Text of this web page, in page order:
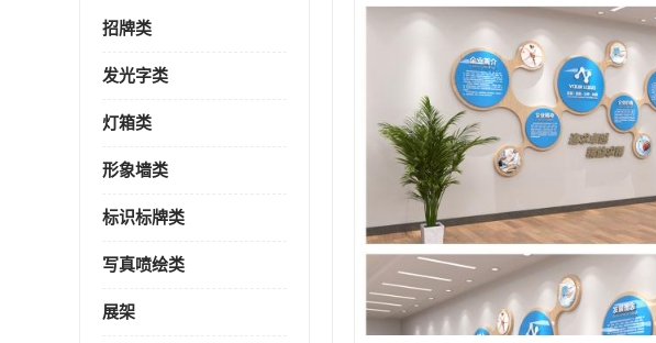
招牌类
发光字类
灯箱类
形象墙类
标识标牌类
写真喷绘类
展架